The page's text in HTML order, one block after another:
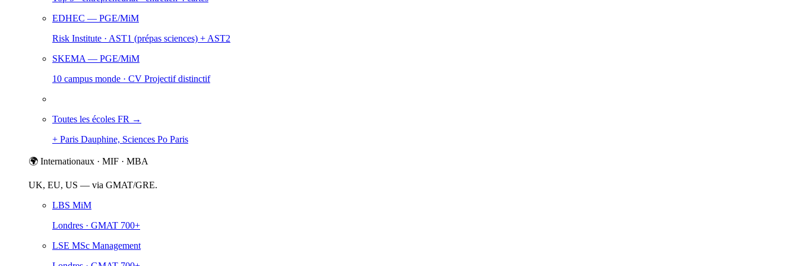
EDHEC — PGE/MiM
Risk Institute · AST1 (prépas sciences) + AST2
SKEMA — PGE/MiM
10 campus monde · CV Projectif distinctif
Toutes les écoles FR →
+ Paris Dauphine, Sciences Po Paris
🌍 Internationaux · MIF · MBA
UK, EU, US — via GMAT/GRE.
LBS MiM
Londres · GMAT 700+
LSE MSc Management